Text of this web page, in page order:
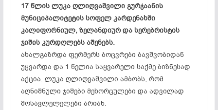
17 წლის ლუკა ღლიღვაშვილი გურჯაანის
მუნიციპალიტეტის სოფელ კარდენახში
კალიფორნიულ, ზელანდიურ და სერებრისტის
ჯიშის კურდღლებს აშენებს.
ახალგაზრდა ფერმერს ბოცვრები ბავშვობიდან
უყვარდა და 1 წელია საყვარელი საქმე ბიზნესად
აქცია. ლუკა ღლიღვაშვილი ამბობს, რომ
აღნიშნული ჯიშები მეხორცულები და ადვილად
მოსავლელელები არიან.